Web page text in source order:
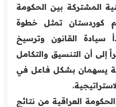
المشتركة بين الحكومة
كوردستان تمثل خطوة
سيادة القانون وترسيخ
إلى أن التنسيق والتكامل
يسهمان بشكل فاعل في
العراقية من نتائج